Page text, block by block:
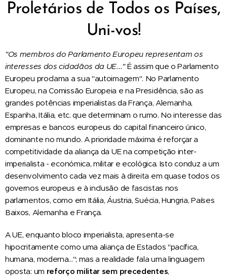
Proletários de Todos os Países,
Uni-vos!
"Os membros do Parlamento Europeu representam os
interesses dos cidadãos da UE..."É assim que o Parlamento
Europeu proclama a sua "autoimagem". No Parlamento
Europeu, na Comissão Europeia e na Presidência, são as
grandes potências imperialistas da França, Alemanha,
Espanha, Itália, etc. que determinam o rumo. No interesse das
empresas e bancos europeus do capital financeiro único,
dominante no mundo. A prioridade máxima é reforçar a
competitividade da aliança da UE na competição inter-
imperialista - económica, militar e ecológica. Isto conduz a um
desenvolvimento cada vez mais à direita em quase todos os
governos europeus e à inclusão de fascistas nos
parlamentos, como em Itália, Áustria, Suécia, Hungria, Países
Baixos, Alemanha e França.
A UE, enquanto bloco imperialista, apresenta-se
hipocritamente como uma aliança de Estados "pacífica,
humana, moderna..."; mas a realidade fala uma linguagem
oposta: um reforço militar sem precedentes,